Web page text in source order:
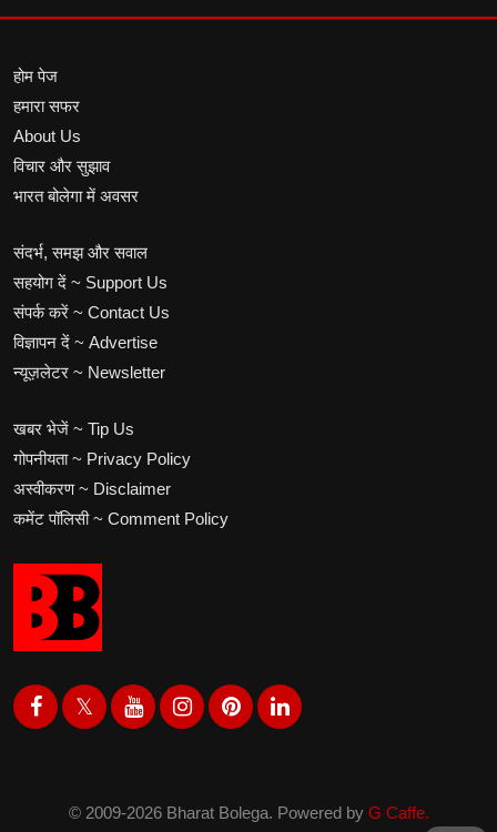
होम पेज
हमारा सफर
About Us
विचार और सुझाव
भारत बोलेगा में अवसर
संदर्भ, समझ और सवाल
सहयोग दें ~ Support Us
संपर्क करें ~ Contact Us
विज्ञापन दें ~ Advertise
न्यूज़लेटर ~ Newsletter
खबर भेजें ~ Tip Us
गोपनीयता ~ Privacy Policy
अस्वीकरण ~ Disclaimer
कमेंट पॉलिसी ~ Comment Policy
© 2009-2026 Bharat Bolega. Powered by G Caffe.